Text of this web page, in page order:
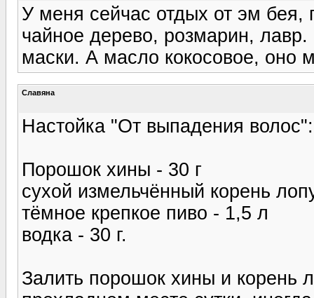
У меня сейчас отдых от эм бея,
чайное дерево, розмарин,
маски. А масло кокосовое, оно
Славяна
Настойка "От выпадения волос":
Порошок хины - 30 г
сухой измельчённый корень
тёмное крепкое пиво - 1,5 л
водка - 30 г.
Залить порошок хины и корень